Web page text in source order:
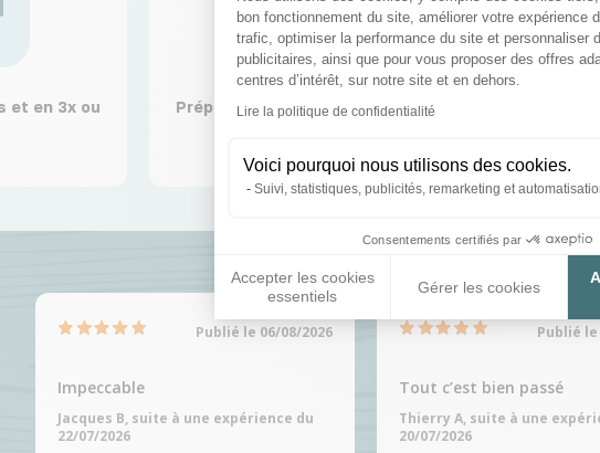
bon fonctionnement du site, améliorer votre expérience
trafic, optimiser la performance du site et personnaliser
publicitaires, ainsi que pour vous proposer des offres
centres d’intérêt, sur notre site et en dehors.
Lire la politique de confidentialité
Voici pourquoi nous utilisons des cookies.
Suivi, statistiques, publicités, remarketing et
Consentements certifiés par
Accepter les cookies
essentiels
Gérer les cookies
Axeptio consent
et en 3x ou
Préparation et expédition en 24h
Des
Publié le 06/08/2026
Impeccable
Jacques B, suite à une expérience du
22/07/2026
Publié le
Tout c’est bien passé
Thierry A, suite à une
20/07/2026